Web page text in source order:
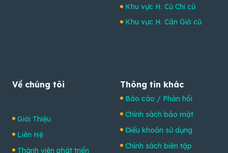
Khu vực H. Củ Chi cũ
Khu vực H. Cần Giờ cũ
Về chúng tôi
Giới Thiệu
Liên Hệ
Thành viên phát triển
Thông tin khác
Báo cáo / Phản hồi
Chính sách bảo mật
Điều khoản sử dụng
Chính sách biên tập